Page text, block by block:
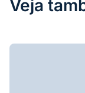
Veja